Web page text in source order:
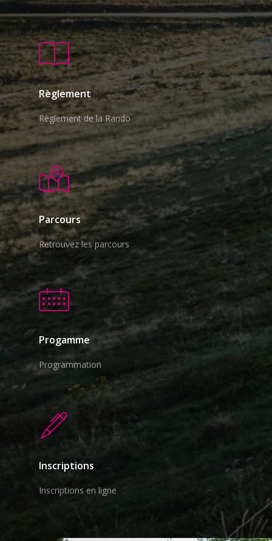
Règlement
Règlement de la Rando
Parcours
Retrouvez les parcours
Progamme
Programmation
Inscriptions
Inscriptions en ligne